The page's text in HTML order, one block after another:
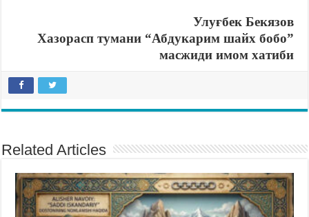
Улуғбек Бекязов
Хазорасп тумани “Абдукарим шайх бобо”
масжиди имом хатиби
Related Articles